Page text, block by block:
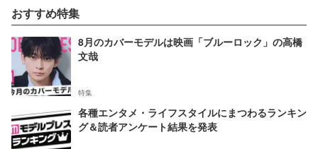
おすすめ特集
8月のカバーモデルは映画「ブルーロック」の高橋
文哉
特集
各種エンタメ・ライフスタイルにまつわるランキン
グ＆読者アンケート結果を発表